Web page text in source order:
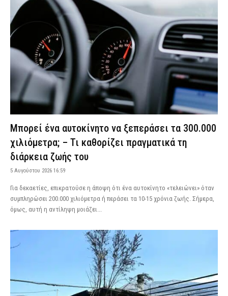
Μπορεί ένα αυτοκίνητο να ξεπεράσει τα 300.000
χιλιόμετρα; – Τι καθορίζει πραγματικά τη
διάρκεια ζωής του
5 Αυγούστου 2026 16:59
Για δεκαετίες, επικρατούσε η άποψη ότι ένα αυτοκίνητο «τελειώνει» όταν
συμπληρώσει 200.000 χιλιόμετρα ή περάσει τα 10-15 χρόνια ζωής. Σήμερα,
όμως, αυτή η αντίληψη μοιάζει...